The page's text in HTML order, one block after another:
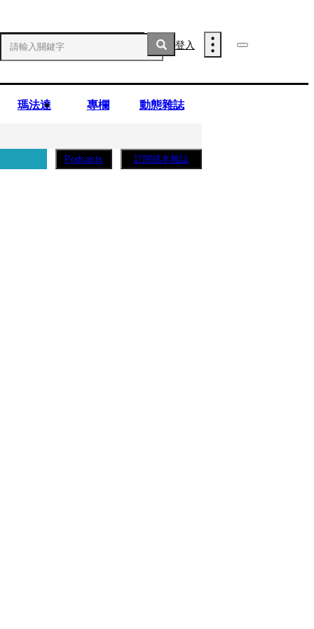
登入
瑪法達 專欄 動態雜誌
Podcasts 訂閱紙本雜誌